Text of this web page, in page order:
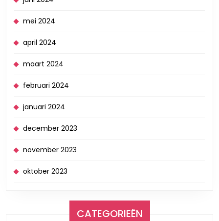
mei 2024
april 2024
maart 2024
februari 2024
januari 2024
december 2023
november 2023
oktober 2023
CATEGORIEËN